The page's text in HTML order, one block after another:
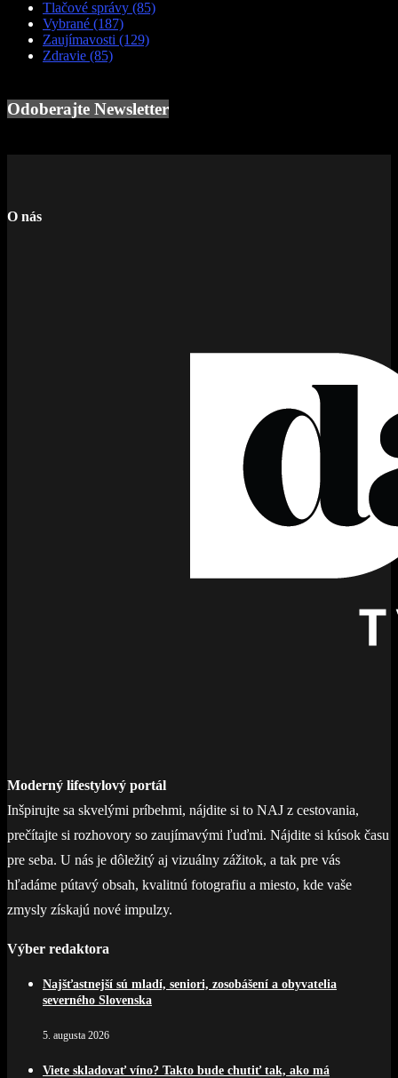
Tlačové správy (85)
Vybrané (187)
Zaujímavosti (129)
Zdravie (85)
Odoberajte Newsletter
O nás
Moderný lifestylový portál
Inšpirujte sa skvelými príbehmi, nájdite si to NAJ z cestovania,
prečítajte si rozhovory so zaujímavými ľuďmi. Nájdite si kúsok času
pre seba. U nás je dôležitý aj vizuálny zážitok, a tak pre vás
hľadáme pútavý obsah, kvalitnú fotografiu a miesto, kde vaše
zmysly získajú nové impulzy.
Výber redaktora
Najšťastnejší sú mladí, seniori, zosobášení a obyvatelia
severného Slovenska
5. augusta 2026
Viete skladovať víno? Takto bude chutiť tak, ako má